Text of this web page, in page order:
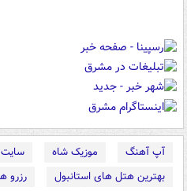
آپ آهنگ موزیک شاه
سایت
بهترین هتل های استانبول
رزرو